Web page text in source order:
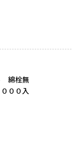
綿栓無
００入